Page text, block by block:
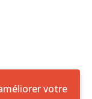
votre